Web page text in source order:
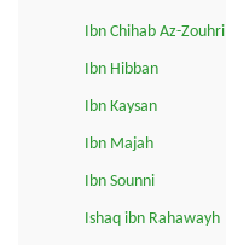
Ibn Chihab Az-Zouhri
Ibn Hibban
Ibn Kaysan
Ibn Majah
Ibn Sounni
Ishaq ibn Rahawayh